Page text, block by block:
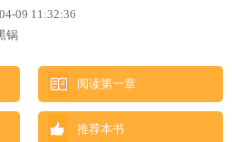
09 11:32:36
锅
阅读第一章
推荐本书